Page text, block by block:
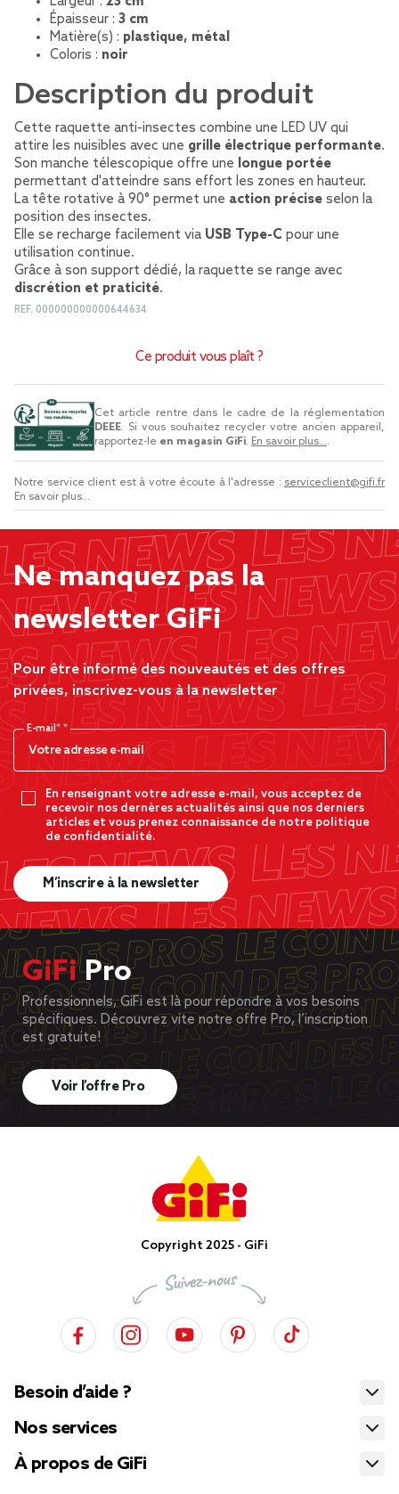
Épaisseur : 3 cm
Matière(s) : plastique, métal
Coloris : noir
Description du produit
Cette raquette anti-insectes combine une LED UV qui
attire les nuisibles avec une grille électrique performante.
Son manche télescopique offre une longue portée
permettant d'atteindre sans effort les zones en hauteur.
La tête rotative à 90° permet une action précise selon la
position des insectes.
Elle se recharge facilement via USB Type-C pour une
utilisation continue.
Grâce à son support dédié, la raquette se range avec
discrétion et praticité.
REF. 000000000000644634
Ce produit vous plaît ?
Cet article rentre dans le cadre de la réglementation
DEEE. Si vous souhaitez recycler votre ancien appareil,
rapportez-le en magasin GiFi. En savoir plus....
Notre service client est à votre écoute à l'adresse : serviceclient@gifi.fr
En savoir plus...
Ne manquez pas la
newsletter GiFi
Pour être informé des nouveautés et des offres
privées, inscrivez-vous à la newsletter
E-mail*
En renseignant votre adresse e-mail, vous acceptez de
recevoir nos dernères actualités ainsi que nos derniers
articles et vous prenez connaissance de notre politique
de confidentialité.
M’inscrire à la newsletter
GiFiPro
Professionnels, GiFi est là pour répondre à vos besoins
spécifiques. Découvrez vite notre offre Pro, l’inscription
est gratuite!
Voir l’offre Pro
Copyright 2025 - GiFi
Besoin d’aide ?
Nos services
À propos de GiFi